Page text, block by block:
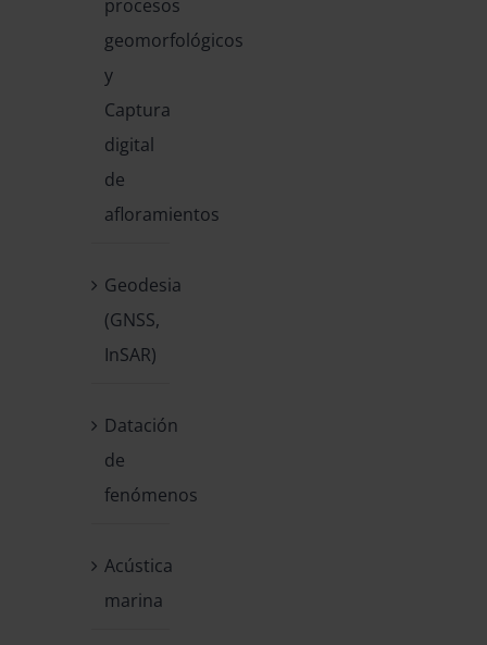
procesos
geomorfológicos
y
Captura
digital
de
afloramientos
Geodesia
(GNSS,
InSAR)
Datación
de
fenómenos
Acústica
marina